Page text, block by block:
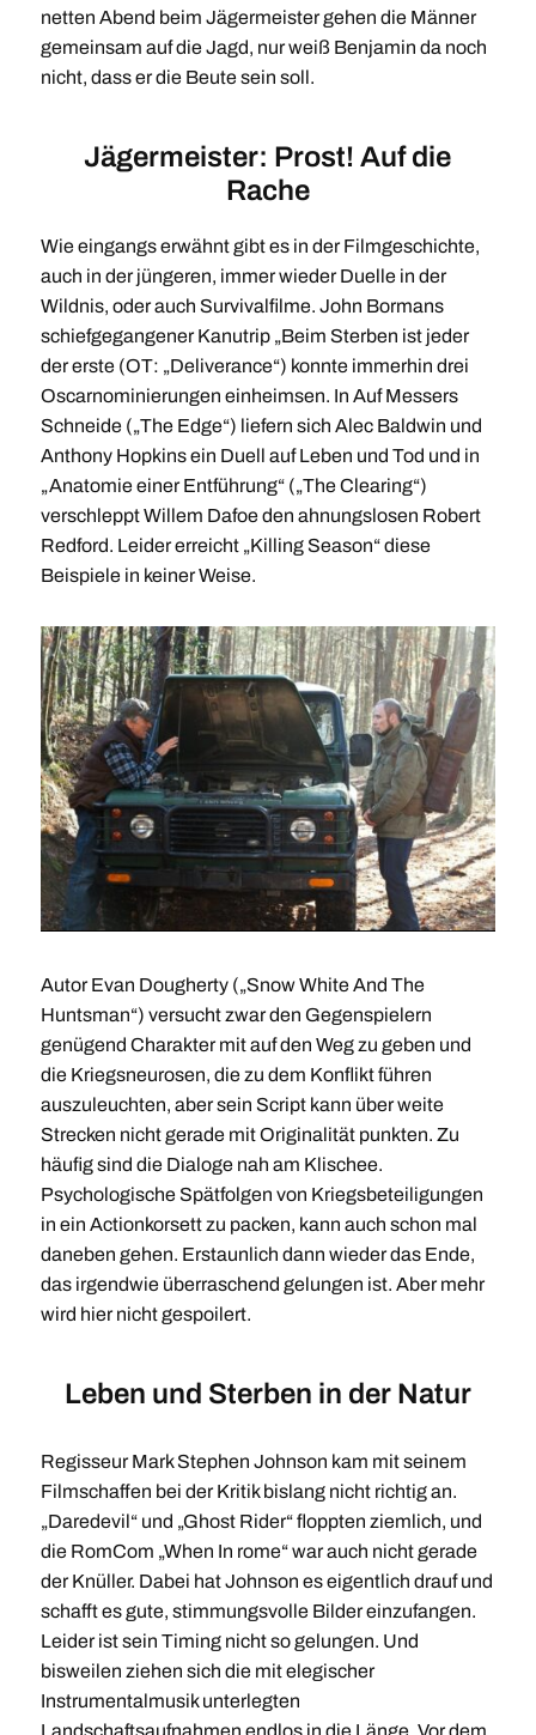
netten Abend beim Jägermeister gehen die Männer
gemeinsam auf die Jagd, nur weiß Benjamin da noch
nicht, dass er die Beute sein soll.
Jägermeister: Prost! Auf die
Rache
Wie eingangs erwähnt gibt es in der Filmgeschichte,
auch in der jüngeren, immer wieder Duelle in der
Wildnis, oder auch Survivalfilme. John Bormans
schiefgegangener Kanutrip „Beim Sterben ist jeder
der erste (OT: „Deliverance“) konnte immerhin drei
Oscarnominierungen einheimsen. In Auf Messers
Schneide („The Edge“) liefern sich Alec Baldwin und
Anthony Hopkins ein Duell auf Leben und Tod und in
„Anatomie einer Entführung“ („The Clearing“)
verschleppt Willem Dafoe den ahnungslosen Robert
Redford. Leider erreicht „Killing Season“ diese
Beispiele in keiner Weise.
Autor Evan Dougherty („Snow White And The
Huntsman“) versucht zwar den Gegenspielern
genügend Charakter mit auf den Weg zu geben und
die Kriegsneurosen, die zu dem Konflikt führen
auszuleuchten, aber sein Script kann über weite
Strecken nicht gerade mit Originalität punkten. Zu
häufig sind die Dialoge nah am Klischee.
Psychologische Spätfolgen von Kriegsbeteiligungen
in ein Actionkorsett zu packen, kann auch schon mal
daneben gehen. Erstaunlich dann wieder das Ende,
das irgendwie überraschend gelungen ist. Aber mehr
wird hier nicht gespoilert.
Leben und Sterben in der Natur
Regisseur Mark Stephen Johnson kam mit seinem
Filmschaffen bei der Kritik bislang nicht richtig an.
„Daredevil“ und „Ghost Rider“ floppten ziemlich, und
die RomCom „When In rome“ war auch nicht gerade
der Knüller. Dabei hat Johnson es eigentlich drauf und
schafft es gute, stimmungsvolle Bilder einzufangen.
Leider ist sein Timing nicht so gelungen. Und
bisweilen ziehen sich die mit elegischer
Instrumentalmusik unterlegten